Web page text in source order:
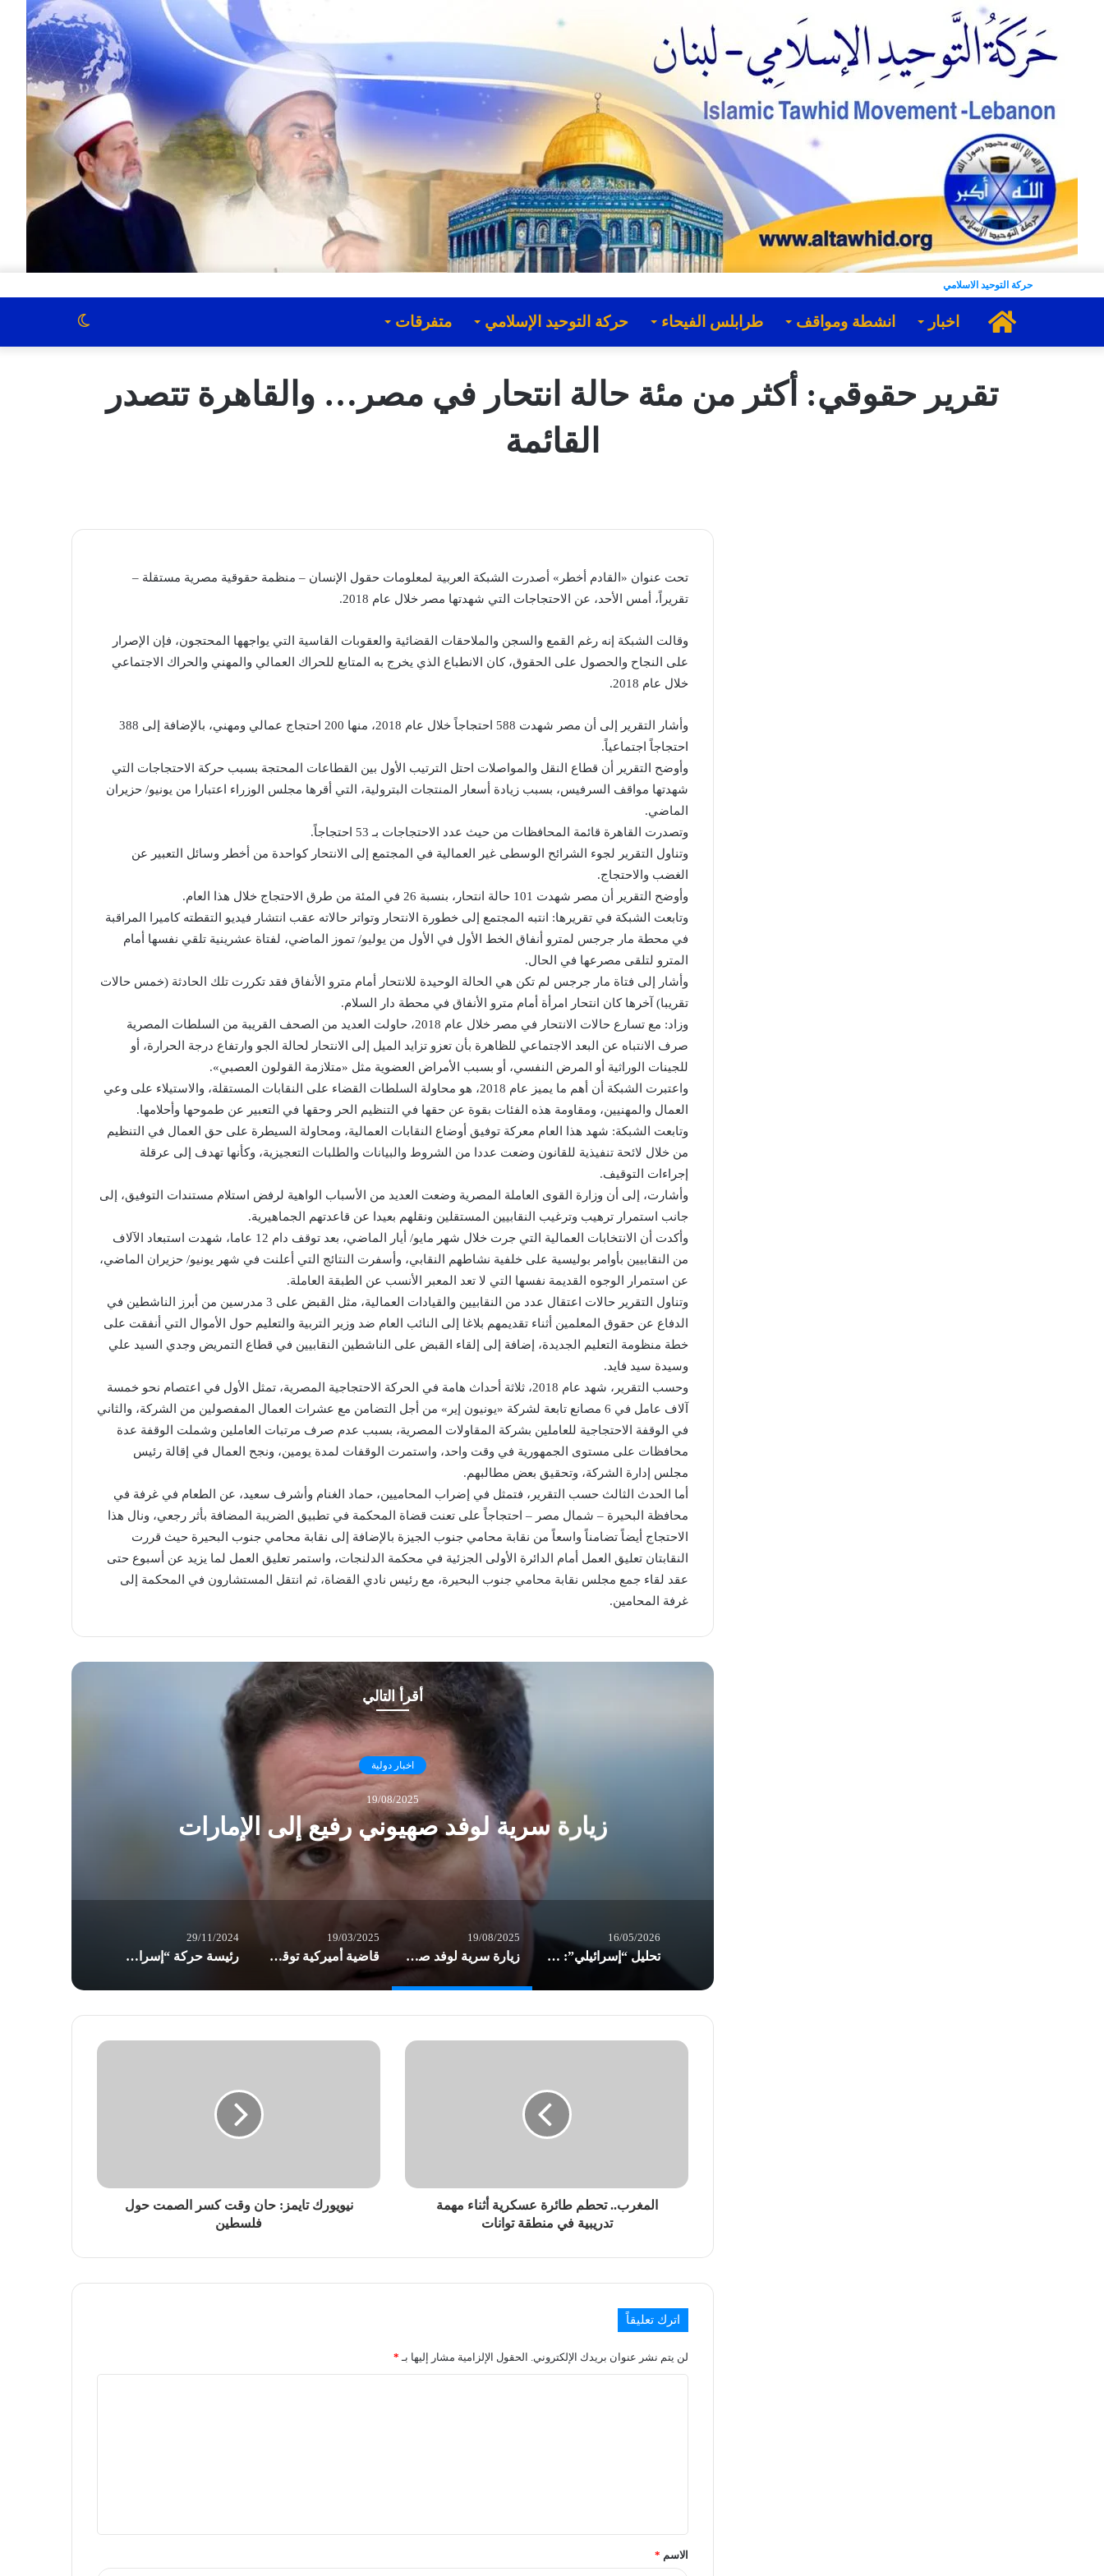
حركة التوحيد الاسلامي
الرئيسية
اخبار انشطة ومواقف طرابلس الفيحاء حركة التوحيد الإسلامي متفرقات الوضع
تقرير حقوقي: أكثر من مئة حالة انتحار في مصر… والقاهرة تتصدر
القائمة
تحت عنوان «القادم أخطر» أصدرت الشبكة العربية لمعلومات حقول الإنسان – منظمة حقوقية مصرية مستقلة –
تقريراً، أمس الأحد، عن الاحتجاجات التي شهدتها مصر خلال عام 2018.
وقالت الشبكة إنه رغم القمع والسجن والملاحقات القضائية والعقوبات القاسية التي يواجهها المحتجون، فإن الإصرار
على النجاح والحصول على الحقوق، كان الانطباع الذي يخرج به المتابع للحراك العمالي والمهني والحراك الاجتماعي
خلال عام 2018.
وأشار التقرير إلى أن مصر شهدت 588 احتجاجاً خلال عام 2018، منها 200 احتجاج عمالي ومهني، بالإضافة إلى 388
احتجاجاً اجتماعياً.
وأوضح التقرير أن قطاع النقل والمواصلات احتل الترتيب الأول بين القطاعات المحتجة بسبب حركة اﻻحتجاجات التي
شهدتها مواقف السرفيس، بسبب زيادة أسعار المنتجات البترولية، التي أقرها مجلس الوزراء اعتبارا من يونيو/ حزيران
الماضي.
وتصدرت القاهرة قائمة المحافظات من حيث عدد الاحتجاجات بـ 53 احتجاجاً.
وتناول التقرير لجوء الشرائح الوسطى غير العمالية في المجتمع إلى اﻻنتحار كواحدة من أخطر وسائل التعبير عن
الغضب واﻻحتجاج.
وأوضح التقرير أن مصر شهدت 101 حالة انتحار، بنسبة 26 في المئة من طرق الاحتجاج خلال هذا العام.
وتابعت الشبكة في تقريرها: انتبه المجتمع إلى خطورة اﻻنتحار وتواتر حالاته عقب انتشار فيديو التقطته كاميرا المراقبة
في محطة مار جرجس لمترو أنفاق الخط الأول في الأول من يوليو/ تموز الماضي، لفتاة عشرينية تلقي نفسها أمام
المترو لتلقى مصرعها في الحال.
وأشار إلى فتاة مار جرجس لم تكن هي الحالة الوحيدة للانتحار أمام مترو الأنفاق فقد تكررت تلك الحادثة (خمس حالات
تقريبا) آخرها كان انتحار امرأة أمام مترو الأنفاق في محطة دار السلام.
وزاد: مع تسارع حالات اﻻنتحار في مصر خلال عام 2018، حاولت العديد من الصحف القريبة من السلطات المصرية
صرف الانتباه عن البعد الاجتماعي للظاهرة بأن تعزو تزايد الميل إلى الانتحار لحالة الجو وارتفاع درجة الحرارة، أو
للجينات الوراثية أو المرض النفسي، أو بسبب الأمراض العضوية مثل «متلازمة القولون العصبي».
واعتبرت الشبكة أن أهم ما يميز عام 2018، هو محاولة السلطات القضاء على النقابات المستقلة، والاستيلاء على وعي
العمال والمهنيين، ومقاومة هذه الفئات بقوة عن حقها في التنظيم الحر وحقها في التعبير عن طموحها وأحلامها.
وتابعت الشبكة: شهد هذا العام معركة توفيق أوضاع النقابات العمالية، ومحاولة السيطرة على حق العمال في التنظيم
من خلال لائحة تنفيذية للقانون وضعت عددا من الشروط والبيانات والطلبات التعجيزية، وكأنها تهدف إلى عرقلة
إجراءات التوقيف.
وأشارت، إلى أن وزارة القوى العاملة المصرية وضعت العديد من الأسباب الواهية لرفض استلام مستندات التوفيق، إلى
جانب استمرار ترهيب وترغيب النقابيين المستقلين ونقلهم بعيدا عن قاعدتهم الجماهيرية.
وأكدت أن الانتخابات العمالية التي جرت خلال شهر مايو/ أيار الماضي، بعد توقف دام 12 عاما، شهدت استبعاد الآلاف
من النقابيين بأوامر بوليسية على خلفية نشاطهم النقابي، وأسفرت النتائج التي أعلنت في شهر يونيو/ حزيران الماضي،
عن استمرار الوجوه القديمة نفسها التي لا تعد المعبر الأنسب عن الطبقة العاملة.
وتناول التقرير حالات اعتقال عدد من النقابيين والقيادات العمالية، مثل القبض على 3 مدرسين من أبرز الناشطين في
الدفاع عن حقوق المعلمين أثناء تقديمهم بلاغا إلى النائب العام ضد وزير التربية والتعليم حول الأموال التي أنفقت على
خطة منظومة التعليم الجديدة، إضافة إلى إلقاء القبض على الناشطين النقابيين في قطاع التمريض وجدي السيد علي
وسيدة سيد فايد.
وحسب التقرير، شهد عام 2018، ثلاثة أحداث هامة في الحركة اﻻحتجاجية المصرية، تمثل الأول في اعتصام نحو خمسة
آلاف عامل في 6 مصانع تابعة لشركة «يونيون إير» من أجل التضامن مع عشرات العمال المفصولين من الشركة، والثاني
في الوقفة الاحتجاجية للعاملين بشركة المقاولات المصرية، بسبب عدم صرف مرتبات العاملين وشملت الوقفة عدة
محافظات على مستوى الجمهورية في وقت واحد، واستمرت الوقفات لمدة يومين، ونجح العمال في إقالة رئيس
مجلس إدارة الشركة، وتحقيق بعض مطالبهم.
أما الحدث الثالث حسب التقرير، فتمثل في إضراب المحاميين، حماد الغنام وأشرف سعيد، عن الطعام في غرفة في
محافظة البحيرة – شمال مصر – احتجاجاً على تعنت قضاة المحكمة في تطبيق الضريبة المضافة بأثر رجعي، ونال هذا
الاحتجاج أيضاً تضامناً واسعاً من نقابة محامي جنوب الجيزة بالإضافة إلى نقابة محامي جنوب البحيرة حيث قررت
النقابتان تعليق العمل أمام الدائرة الأولى الجزئية في محكمة الدلنجات، واستمر تعليق العمل لما يزيد عن أسبوع حتى
عقد لقاء جمع مجلس نقابة محامي جنوب البحيرة، مع رئيس نادي القضاة، ثم انتقل المستشارون في المحكمة إلى
غرفة المحامين.
أقرأ التالي
اخبار دولية
19/08/2025
زيارة سرية لوفد صهيوني رفيع إلى الإمارات
16/05/2026
تحليل “إسرائيلي”: الكشف عن زيارة نتنياهو أحرج الإمارات
19/08/2025
زيارة سرية لوفد صهيوني رفيع إلى الإمارات
19/03/2025
قاضية أميركية توقف حظر ترامب التحاق المتحولين جنسيا بالجيش
29/11/2024
رئيسة حركة “إسرائيلي”: نحن “خبيرو” إعلانات انتصار فارغة
المغرب.. تحطم طائرة عسكرية أثناء مهمة
تدريبية في منطقة توانات
نيويورك تايمز: حان وقت كسر الصمت حول
فلسطين
اترك تعليقاً
لن يتم نشر عنوان بريدك الإلكتروني. الحقول الإلزامية مشار إليها بـ *
الاسم *